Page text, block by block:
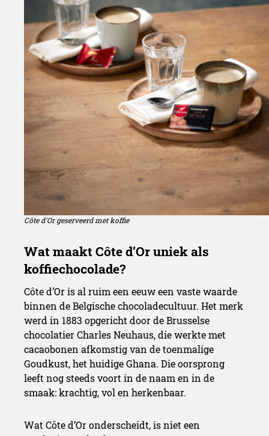
De magie van koffie en
Côte d'Or geserveerd met koffie
Côte d’Or is al ruim een eeuw een vaste waarde
binnen de Belgische chocoladecultuur. Het merk
werd in 1883 opgericht door de Brusselse
chocolatier Charles Neuhaus, die werkte met
cacaobonen afkomstig van de toenmalige
Goudkust, het huidige Ghana. Die oorsprong
leeft nog steeds voort in de naam en in de
smaak: krachtig, vol en herkenbaar.
Wat Côte d’Or onderscheidt, is niet een